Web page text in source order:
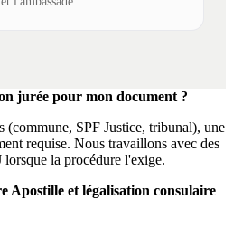
jurée pour mon document ?
(commune, SPF Justice, tribunal), une
requise. Nous travaillons avec des
la procédure l'exige.
Apostille et légalisation consulaire